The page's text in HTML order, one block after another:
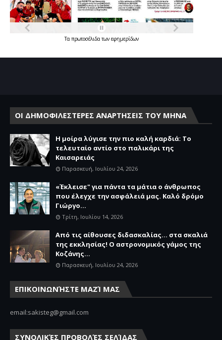
Τα πρωτοσέλιδατων εφημερίδων
ΟΙ ΔΗΜΟΦΙΛΕΣΤΕΡΕΣ ΑΝΑΡΤΗΣΕΙΣ ΤΟΥ ΜΗΝΑ
Η μοίρα λύγισε την πιο καλή καρδιά: Το
τελευταίο αντίο στο παλικάρι της
Καισαρειάς
Παρασκευή, Ιουλίου 24, 2026
«Έκλεισε" για πάντα τα μάτια ο άνθρωπος
που έλεγχε την ασφάλειά μας. Καλό δρόμο
Γιώργο...
Τρίτη, Ιουλίου 14, 2026
Από τις αίθουσες διδασκαλίας… στα σκαλιά
της εκκλησίας! Ο αστρονομικός γάμος της
Κοζάνης...
Παρασκευή, Ιουλίου 24, 2026
ΕΠΙΚΟΙΝΩΝΉΣΤΕ ΜΑΖΊ ΜΑΣ
email:sakisteg@gmail.com
ΣΥΝΟΛΙΚΈΣ ΠΡΟΒΟΛΈΣ ΣΕΛΊΔΑΣ